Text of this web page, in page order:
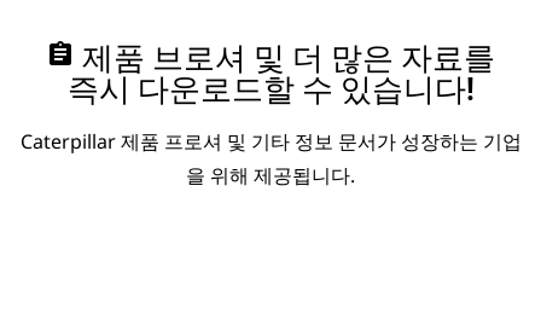
assignment 제품 브로셔 및 더 많은 자료를
즉시 다운로드할 수 있습니다!
Caterpillar 제품 프로셔 및 기타 정보 문서가 성장하는 기업
을 위해 제공됩니다.